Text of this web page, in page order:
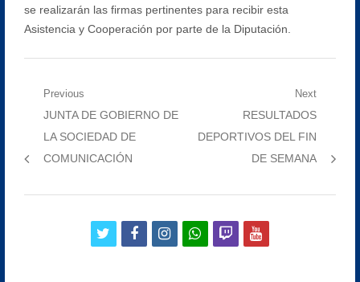
se realizarán las firmas pertinentes para recibir esta
Asistencia y Cooperación por parte de la Diputación.
Navegación
entradas
Previous
Previous
post:
JUNTA DE GOBIERNO DE
LA SOCIEDAD DE
COMUNICACIÓN
Next
Next
post:
RESULTADOS
DEPORTIVOS DEL FIN
DE SEMANA
twitterfacebookinstagramwhatsapp
twitchyoutube